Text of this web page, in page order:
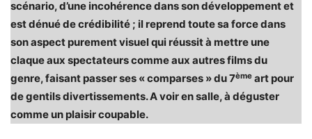
scénario, d’une incohérence dans son développement et
est dénué de crédibilité ; il reprend toute sa force dans
son aspect purement visuel qui réussit à mettre une
claque aux spectateurs comme aux autres films du
genre, faisant passer ses « comparses » du 7ème art pour
de gentils divertissements. A voir en salle, à déguster
comme un plaisir coupable.